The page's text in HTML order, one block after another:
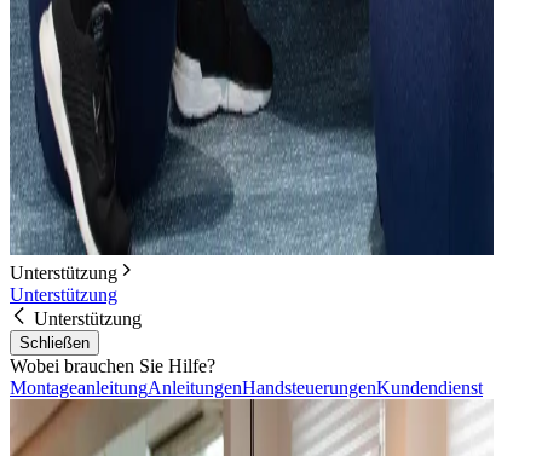
Unterstützung
Unterstützung
Unterstützung
Schließen
Wobei brauchen Sie Hilfe?
MontageanleitungAnleitungenHandsteuerungenKundendienst